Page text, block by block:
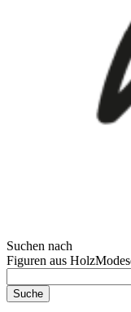
Suchen nach
Figuren aus Holz
Suche